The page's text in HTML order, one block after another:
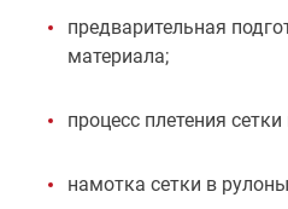
предварительная
материала;
процесс плетения
намотка сетки в